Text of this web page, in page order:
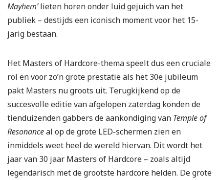
Mayhem’lieten horen onder luid gejuich van het
publiek – destijds een iconisch moment voor het 15-
jarig bestaan.
Het Masters of Hardcore-thema speelt dus een cruciale
rol en voor zo’n grote prestatie als het 30e jubileum
pakt Masters nu groots uit. Terugkijkend op de
succesvolle editie van afgelopen zaterdag konden de
tienduizenden gabbers de aankondiging van Temple of
Resonanceal op de grote LED-schermen zien en
inmiddels weet heel de wereld hiervan. Dit wordt het
jaar van 30 jaar Masters of Hardcore – zoals altijd
legendarisch met de grootste hardcore helden. De grote